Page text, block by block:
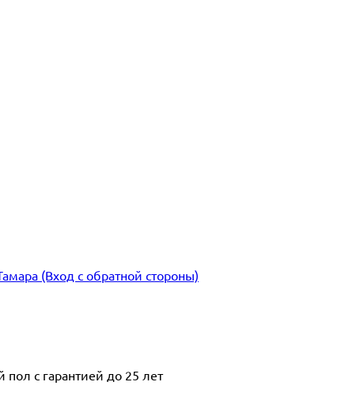
(Вход с обратной стороны)
с гарантией до 25 лет